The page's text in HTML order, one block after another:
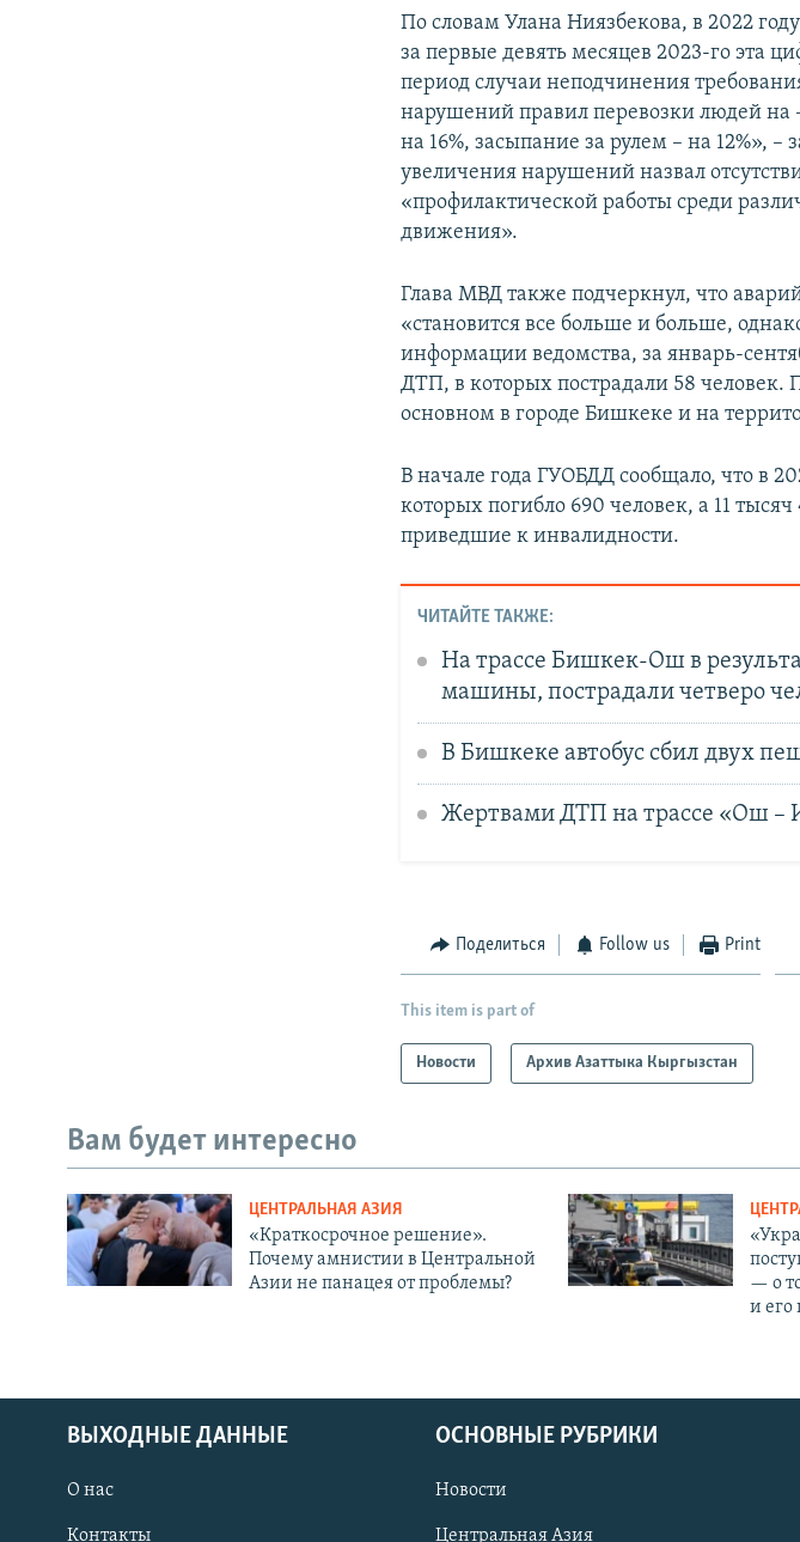
По словам Улана Ниязбекова, в 2022
за первые девять месяцев 2023-го эта
период случаи неподчинения
нарушений правил перевозки людей на
на 16%, засыпание за рулем – на 12%»,
увеличения нарушений назвал
«профилактической работы среди
движения».
Глава МВД также подчеркнул, что
«становится все больше и больше,
информации ведомства, за январь-
ДТП, в которых пострадали 58 человек.
основном в городе Бишкеке и на
В начале года ГУОБДД сообщало, что в
которых погибло 690 человек, а 11
приведшие к инвалидности.
ЧИТАЙТЕ ТАКЖЕ:
На трассе Бишкек-Ош в
машины, пострадали четверо
В Бишкеке автобус сбил двух
Жертвами ДТП на трассе «Ош –
Поделиться Follow us Print
This item is part of
Новости Архив Азаттыка Кыргызстан
Вам будет интересно
ЦЕНТРАЛЬНАЯ АЗИЯ
«Краткосрочное решение».
Почему амнистии в Центральной
Азии не панацея от проблемы?
— о
и его
ВЫХОДНЫЕ ДАННЫЕ
О нас
Контакты
ОСНОВНЫЕ РУБРИКИ
Новости
Центральная Азия